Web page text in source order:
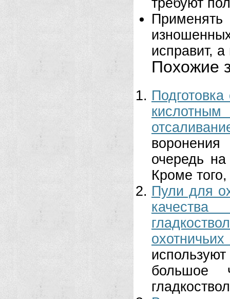
требуют
исправит, а
Похожие
очередь
Кроме
Пули для
большое